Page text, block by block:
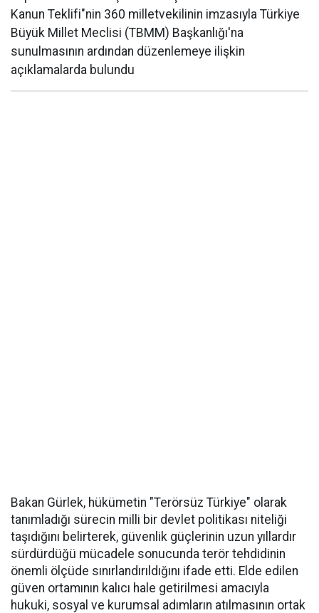
Kanun Teklifi"nin 360 milletvekilinin imzasıyla Türkiye
Büyük Millet Meclisi (TBMM) Başkanlığı'na
sunulmasının ardından düzenlemeye ilişkin
açıklamalarda bulundu
Bakan Gürlek, hükümetin "Terörsüz Türkiye" olarak
tanımladığı sürecin milli bir devlet politikası niteliği
taşıdığını belirterek, güvenlik güçlerinin uzun yıllardır
sürdürdüğü mücadele sonucunda terör tehdidinin
önemli ölçüde sınırlandırıldığını ifade etti. Elde edilen
güven ortamının kalıcı hale getirilmesi amacıyla
hukuki, sosyal ve kurumsal adımların atılmasının ortak